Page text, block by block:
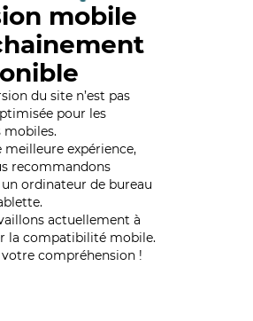
mobile
du site n’est pas
pour les
mobiles.
meilleure expérience,
recommandons
ordinateur de bureau
actuellement à
la compatibilité mobile.
compréhension !